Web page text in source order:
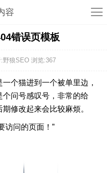
容
错误页模板
野狼SEO 浏览:367
个猫进到一个被单里边，
问号感叹号，非常的给
修改起来会比较麻烦。
访问的页面！”